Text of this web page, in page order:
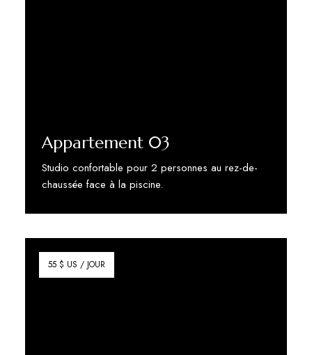
Appartement 03
Studio confortable pour 2 personnes au rez-de-
chaussée face à la piscine.
Discover More
55 $ US / JOUR